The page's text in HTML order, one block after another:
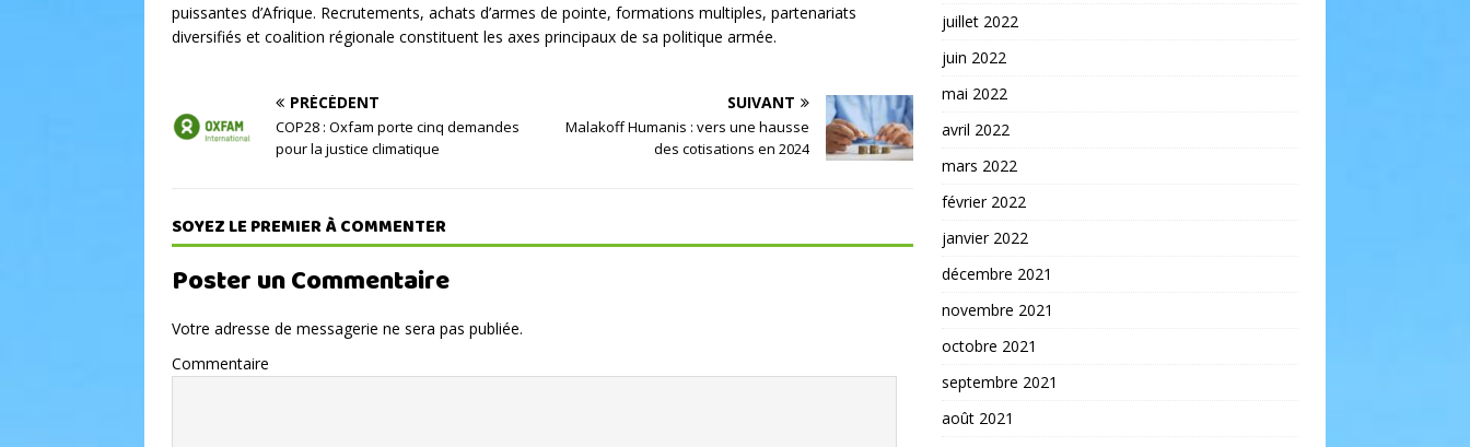
puissantes d’Afrique. Recrutements, achats d’armes de pointe, formations multiples, partenariats
diversifiés et coalition régionale constituent les axes principaux de sa politique armée.
PRÉCÉDENT
COP28 : Oxfam porte cinq demandes
pour la justice climatique
SUIVANT
Malakoff Humanis : vers une hausse
des cotisations en 2024
SOYEZ LE PREMIER À COMMENTER
Poster un Commentaire
Votre adresse de messagerie ne sera pas publiée.
Commentaire
juillet 2022
juin 2022
mai 2022
avril 2022
mars 2022
février 2022
janvier 2022
décembre 2021
novembre 2021
octobre 2021
septembre 2021
août 2021